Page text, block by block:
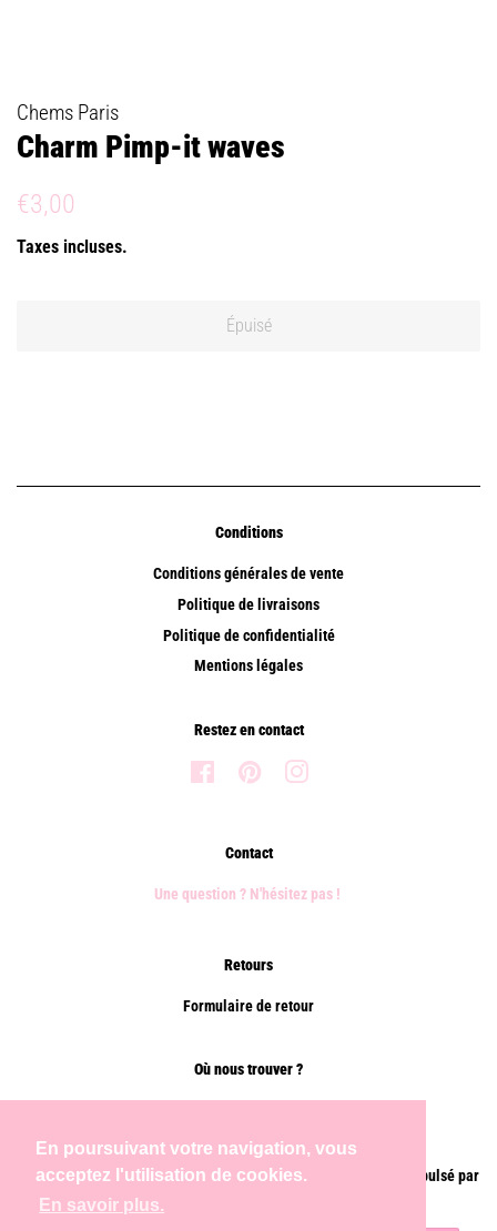
En poursuivant votre navigation, vous
acceptez l'utilisation de cookies.
En savoir plus.
Chems Paris
Charm Pimp-it waves
Prix
€3,00
Taxes incluses.
Épuisé
Conditions
Conditions générales de vente
Politique de livraisons
Politique de confidentialité
Mentions légales
Restez en contact
Facebook Pinterest
Contact
Une question ? N'hésitez pas !
Retours
Formulaire de retour
Où nous trouver ?
Droit d'auteur © 2026,Chems Paris.Commerce électronique propulsé par